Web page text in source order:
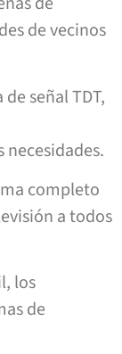
de vecinos
señal TDT,
completo
a todos
los
de